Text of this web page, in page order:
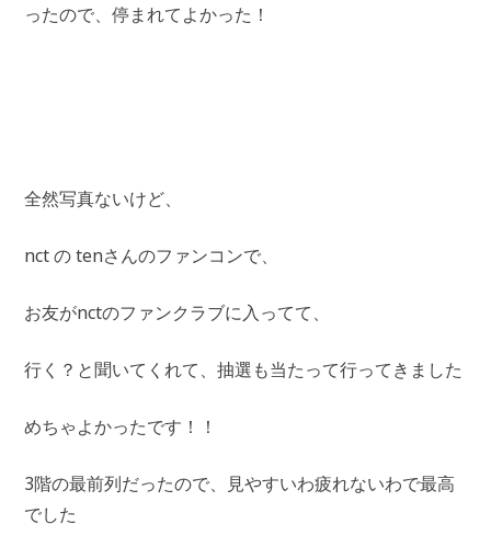
ったので、停まれてよかった！
全然写真ないけど、
nct の tenさんのファンコンで、
お友がnctのファンクラブに入ってて、
行く？と聞いてくれて、抽選も当たって行ってきました
めちゃよかったです！！
3階の最前列だったので、見やすいわ疲れないわで最高
でした